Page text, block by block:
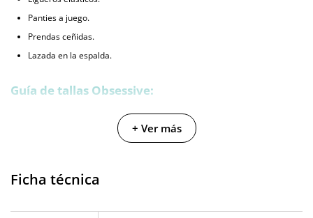
Panties a juego.
Prendas ceñidas.
Lazada en la espalda.
Guía de tallas Obsessive:
+ Ver más
Ficha técnica